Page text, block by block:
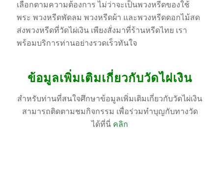
เลือกตามความต้องการ ไม่ว่าจะเป็นพวงหรีดของใช้
พระ พวงหรีดพัดลม พวงหรีดผ้า และพวงหรีดดอกไม้สด
ส่งพวงหรีดที่วัดไผ่เงิน เพียงสั่งมาที่ร้านหรีดไทย เรา
พร้อมบริการท่านอย่างรวดเร็วทันใจ
ข้อมูลเพิ่มเติมเกี่ยวกับวัดไผ่เงิน
สำหรับท่านที่สนใจศึกษาข้อมูลเพิ่มเติมเกี่ยวกับวัดไผ่เงิน
สามารถติดตามชมกิจกรรม เพื่อร่วมทำบุญกับทางวัด
ได้ที่นี่ คลิก